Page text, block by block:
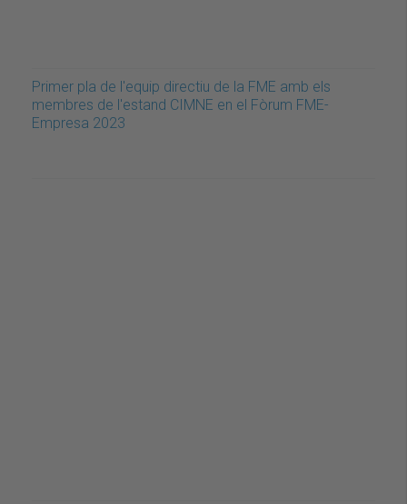
Primer pla de l'equip directiu de la FME amb els
membres de l'estand CIMNE en el Fòrum FME-
Empresa 2023